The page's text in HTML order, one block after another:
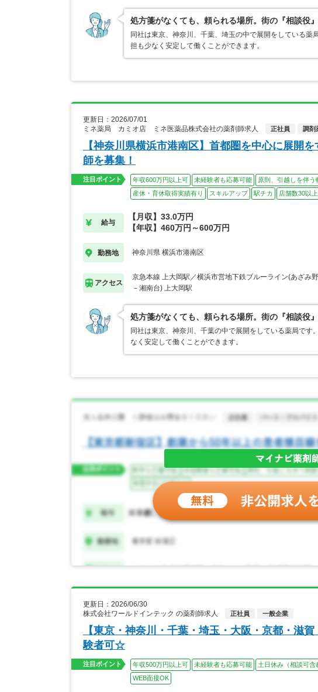
処方箋がなくても、頼られる場所。街の『相談役
同社は東京、神奈川、千葉、埼玉の中で展開をしている
担も少なく安定して働くことができます。
更新日：2026/07/01
ミネ薬局 カミオ店 ミネ医薬品株式会社の薬剤師求人
正社員 調剤
【神奈川県横浜市港南区】首都圏を中心に展開
師を募集！
注目ポイント 年収600万円以上可 未経験者も応募可能 原則、引越しを伴う
産休・育休取得実績有り
スキルアップ 駅チカ 店舗数30以上
給与
【月収】33.0万円
【年収】460万円～600万円
勤務地 神奈川県 横浜市港南区
アクセス
京急本線 上大岡駅／横浜市営地下鉄ブルーライン(あざみ野
－湘南台) 上大岡駅
処方箋がなくても、頼られる場所。街の『相談役
同社は東京、神奈川、千葉の中で展開をしている薬局で
なく安定して働くことができます。
更新日：2026/06/30
株式会社ワールドインテック の薬剤師求人
正社員 一般企業
【東京・神奈川・千葉・埼玉・大阪・京都・
験者可☆
注目ポイント 年収500万円以上可 未経験者も応募可能 土日休み（相談可含
WEB面接OK